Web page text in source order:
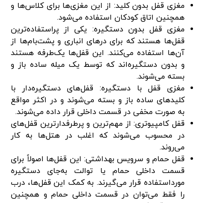
مغزی قفل بدون کلید: از این مغزی‌ها برای کلاس‌ها و
همچنین اتاق کودکان استفاده می‌شود.
مغزی قفل بدون دستگیره: یکی از پراستفاده‌ترین
قفل‌ها هستند که برای درهای انباری و پشت‌بام‌ها از
آن‌ها استفاده می‌کنند. این قفل‌ها یک‌طرفه‌ هستند
و بدون دستگیره‌اند که توسط یک میله ساده باز و
بسته می‌شوند.
مغزی قفل با دستگیره: قفل‌های دستگیره‌دار با
کلیدهای ساده باز و بسته می‌شوند و در اکثر مواقع
به صورت مخفی در قسمت داخلی قرار داده می‌شوند.
قفل کامپیوتری: از مهم‌ترین و پرطرفدارترین قفل‌های
در محسوب می‌شوند که اغلب در هتل‌ها به کار
می‌روند.
قفل حمام و سرویس بهداشتی: این قفل‌ها اصولاً برای
قسمت داخلی حمام یا توالت به‌جای دستگیره
مورداستفاده قرار می‌گیرند. به کمک این قفل‌ها، درب
را فقط می‌توان در قسمت داخلی حمام و همچنین